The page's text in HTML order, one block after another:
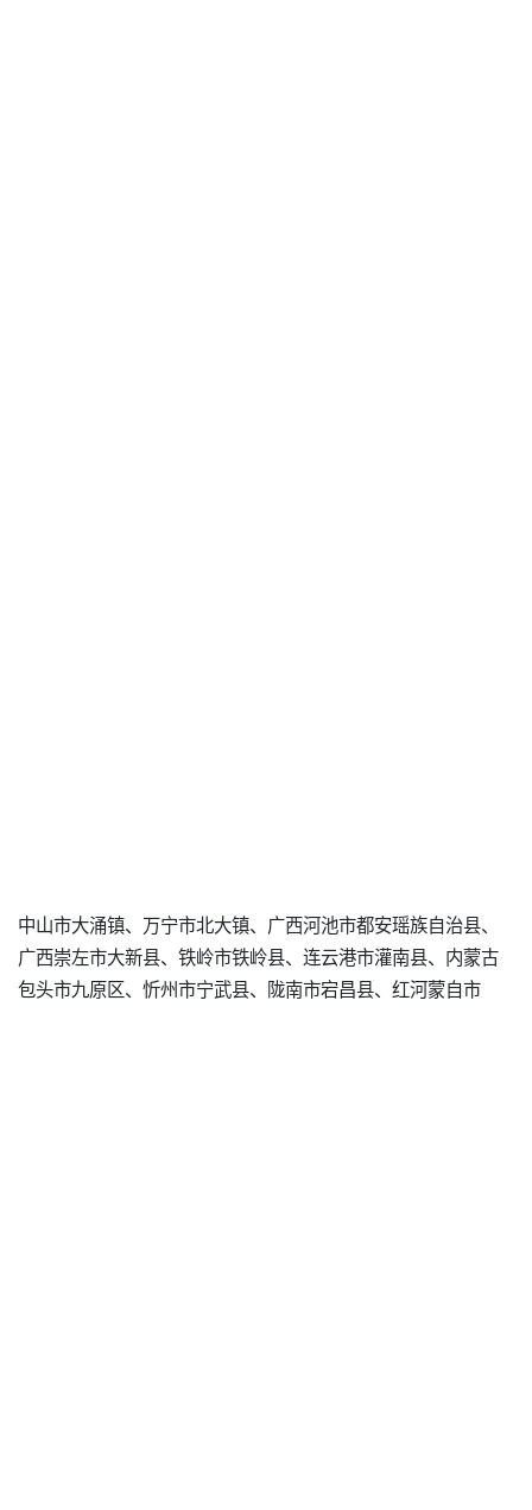
中山市大涌镇、万宁市北大镇、广西河池市都安瑶族自治县、
广西崇左市大新县、铁岭市铁岭县、连云港市灌南县、内蒙古
包头市九原区、忻州市宁武县、陇南市宕昌县、红河蒙自市